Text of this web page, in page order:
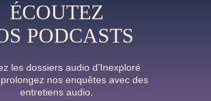
ÉCOUTEZ
PODCASTS
les dossiers audio d’Inexploré
nos enquêtes avec des
entretiens audio.